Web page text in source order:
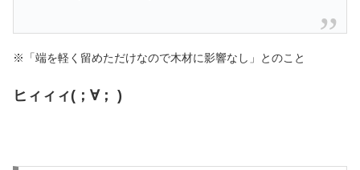
※「端を軽く留めただけなので木材に影響なし」とのこと
ヒィィィ(；∀； )